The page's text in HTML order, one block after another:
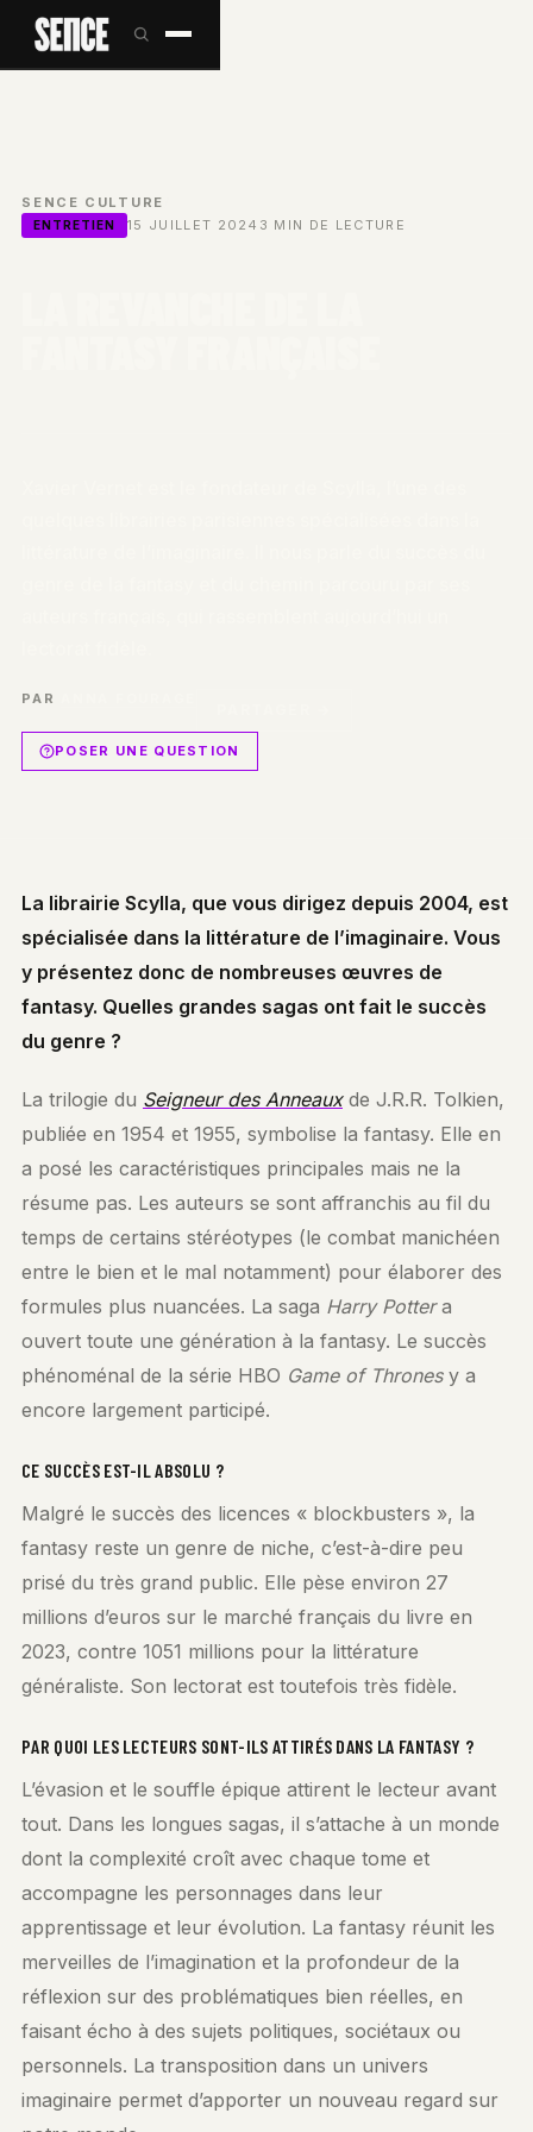
SENCE CULTURE
ENTRETIEN 15 JUILLET 2024 3 MIN DE LECTURE
PAR
POSER UNE QUESTION
La librairie Scylla, que vous dirigez depuis 2004, est
spécialisée dans la littérature de l’imaginaire. Vous
y présentez donc de nombreuses œuvres de
fantasy. Quelles grandes sagas ont fait le succès
du genre ?
La trilogie du Seigneur des Anneauxde J.R.R. Tolkien,
publiée en 1954 et 1955, symbolise la fantasy. Elle en
a posé les caractéristiques principales mais ne la
résume pas. Les auteurs se sont affranchis au fil du
temps de certains stéréotypes (le combat manichéen
entre le bien et le mal notamment) pour élaborer des
formules plus nuancées. La saga Harry Pottera
ouvert toute une génération à la fantasy. Le succès
phénoménal de la série HBO Game of Thronesy a
encore largement participé.
CE SUCCÈS EST-IL ABSOLU ?
Malgré le succès des licences « blockbusters », la
fantasy reste un genre de niche, c’est-à-dire peu
prisé du très grand public. Elle pèse environ 27
millions d’euros sur le marché français du livre en
2023, contre 1051 millions pour la littérature
généraliste. Son lectorat est toutefois très fidèle.
PAR QUOI LES LECTEURS SONT-ILS ATTIRÉS DANS LA FANTASY ?
L’évasion et le souffle épique attirent le lecteur avant
tout. Dans les longues sagas, il s’attache à un monde
dont la complexité croît avec chaque tome et
accompagne les personnages dans leur
apprentissage et leur évolution. La fantasy réunit les
merveilles de l’imagination et la profondeur de la
réflexion sur des problématiques bien réelles, en
faisant écho à des sujets politiques, sociétaux ou
personnels. La transposition dans un univers
imaginaire permet d’apporter un nouveau regard sur